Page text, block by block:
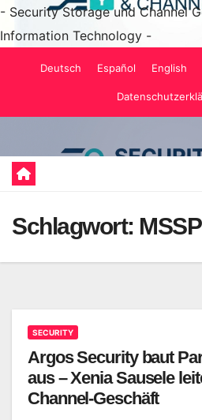
- Security Storage und Channel
Information Technology -
Deutsch Español English
Schlagwort: MSSP
SECURITY
Argos Security baut
aus – Xenia Sausele
Channel-Geschäft